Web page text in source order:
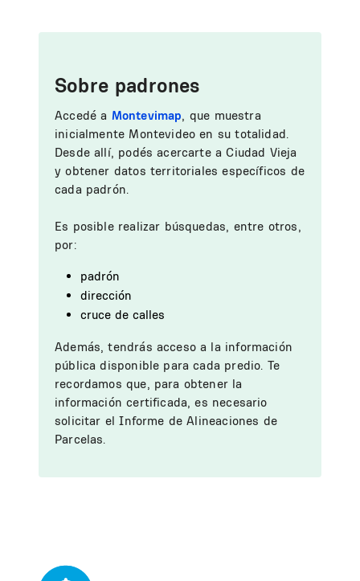
Sobre padrones
Accedé a Montevimap, que muestra
inicialmente Montevideo en su totalidad.
Desde allí, podés acercarte a Ciudad Vieja
y obtener datos territoriales específicos de
cada padrón.
Es posible realizar búsquedas, entre otros,
por:
padrón
dirección
cruce de calles
Además, tendrás acceso a la información
pública disponible para cada predio. Te
recordamos que, para obtener la
información certificada, es necesario
solicitar el Informe de Alineaciones de
Parcelas.